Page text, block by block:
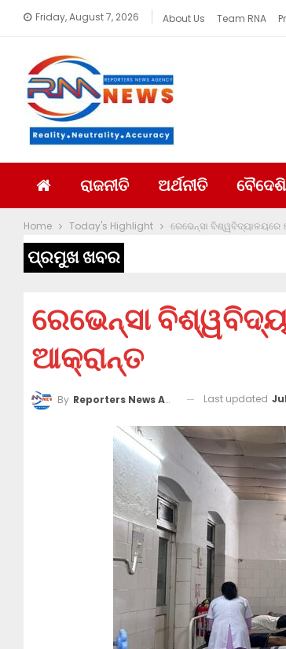
Friday, August 7, 2026 About Us Team RNA
ରାଜନୀତି ଅର୍ଥନୀତି
Home Today's Highlight ରେଭେନ୍ସା ବିଶ୍ୱବିଦ୍ୟାଳୟରେ
ପ୍ରମୁଖ ଖବର
ରେଭେନ୍ସା
ଆକ୍ରାନ୍ତ
By Reporters News Agency Last updated